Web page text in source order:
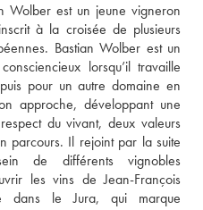
Wolber est un jeune vigneron
à la croisée de plusieurs
Bastian Wolber est un
lorsqu’il travaille
pour un autre domaine en
approche, développant une
du vivant, deux valeurs
parcours. Il rejoint par la suite
de différents vignobles
les vins de Jean-François
dans le Jura, qui marque